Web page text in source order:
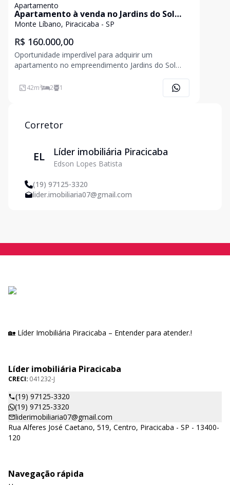
Apartamento
Apartamento à venda no Jardins do Sol
Monte Líbano, Piracicaba
Monte Líbano, Piracicaba - SP
R$ 160.000,00
Oportunidade imperdível para adquirir um
apartamento no empreendimento Jardins do Sol
em Piracicaba. Com 42 m² de área privativa, este
apartamento conta com 2 dormitórios, 1 banheiro e
42m² 2 1
Corretor
EL Líder imobiliária Piracicaba
Edson Lopes Batista
(19) 97125-3320
lider.imobiliaria07@gmail.com
🏡 Líder Imobiliária Piracicaba – Entender para atender.!
Líder imobiliária Piracicaba
CRECI: 041232-J
(19) 97125-3320
(19) 97125-3320
liderimobiliaria07@gmail.com
Rua Alferes José Caetano, 519, Centro, Piracicaba - SP - 13400-
120
Navegação rápida